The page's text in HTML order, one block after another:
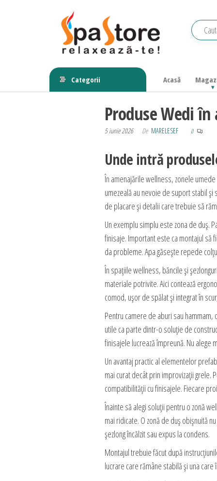
Echipamente
saune,
Relaxeaza-
te!
Categorii Acasă
Produse Wedi
5 iunie 2026 De MARELESEF 0
Unde intră
În amenajările wellness, zonele
umezeală au nevoie de suport stabil
de placare și detalii care trebuie să
Un exemplu simplu este zona de duș.
finisaje. Important este ca montajul să
da probleme. Apa găsește repede
În spațiile wellness, băncile și
materiale potrivite. Aici contează
comod, ușor de spălat și integrat în
Pentru camere de aburi sau
utile ca parte dintr-o soluție de
finisajele lucrează împreună. Nu alege
Un avantaj practic al elementelor
mai curat decât prin improvizații grele.
compatibilității cu finisajele. Fiecare
Înainte să alegi soluții pentru o zonă
mai ridicate. O zonă de duș obișnuită
șezlong încălzit sau expus la condens.
Montajul trebuie făcut după
lucrare care rămâne stabilă și una